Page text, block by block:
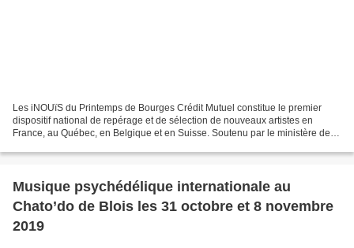
Les iNOUïS du Printemps de Bourges Crédit Mutuel constitue le premier
dispositif national de repérage et de sélection de nouveaux artistes en
France, au Québec, en Belgique et en Suisse. Soutenu par le ministère de la
Musique psychédélique internationale au
Chato’do de Blois les 31 octobre et 8 novembre
2019